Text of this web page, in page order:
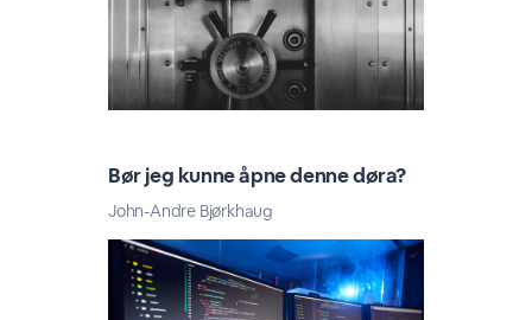
Bør jeg kunne åpne denne døra?
John-Andre Bjørkhaug